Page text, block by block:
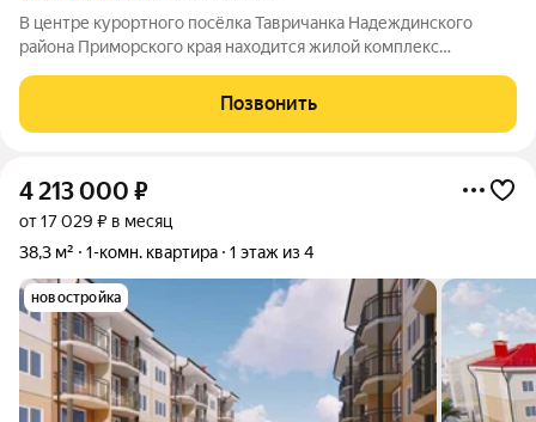
В центре курортного посёлка Тавричанка Надеждинского
района Приморского края находится жилой комплекс
дом культуры. Рядом есть всё, что нужно для жизни: можно
сесть на общественный транспорт,
Позвонить
4 213 000 ₽
от 17 029 ₽ в месяц
38,3 м²
1-комн. квартира 1 этаж из 4
новостройка